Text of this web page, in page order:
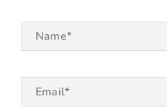
Name*
Email*